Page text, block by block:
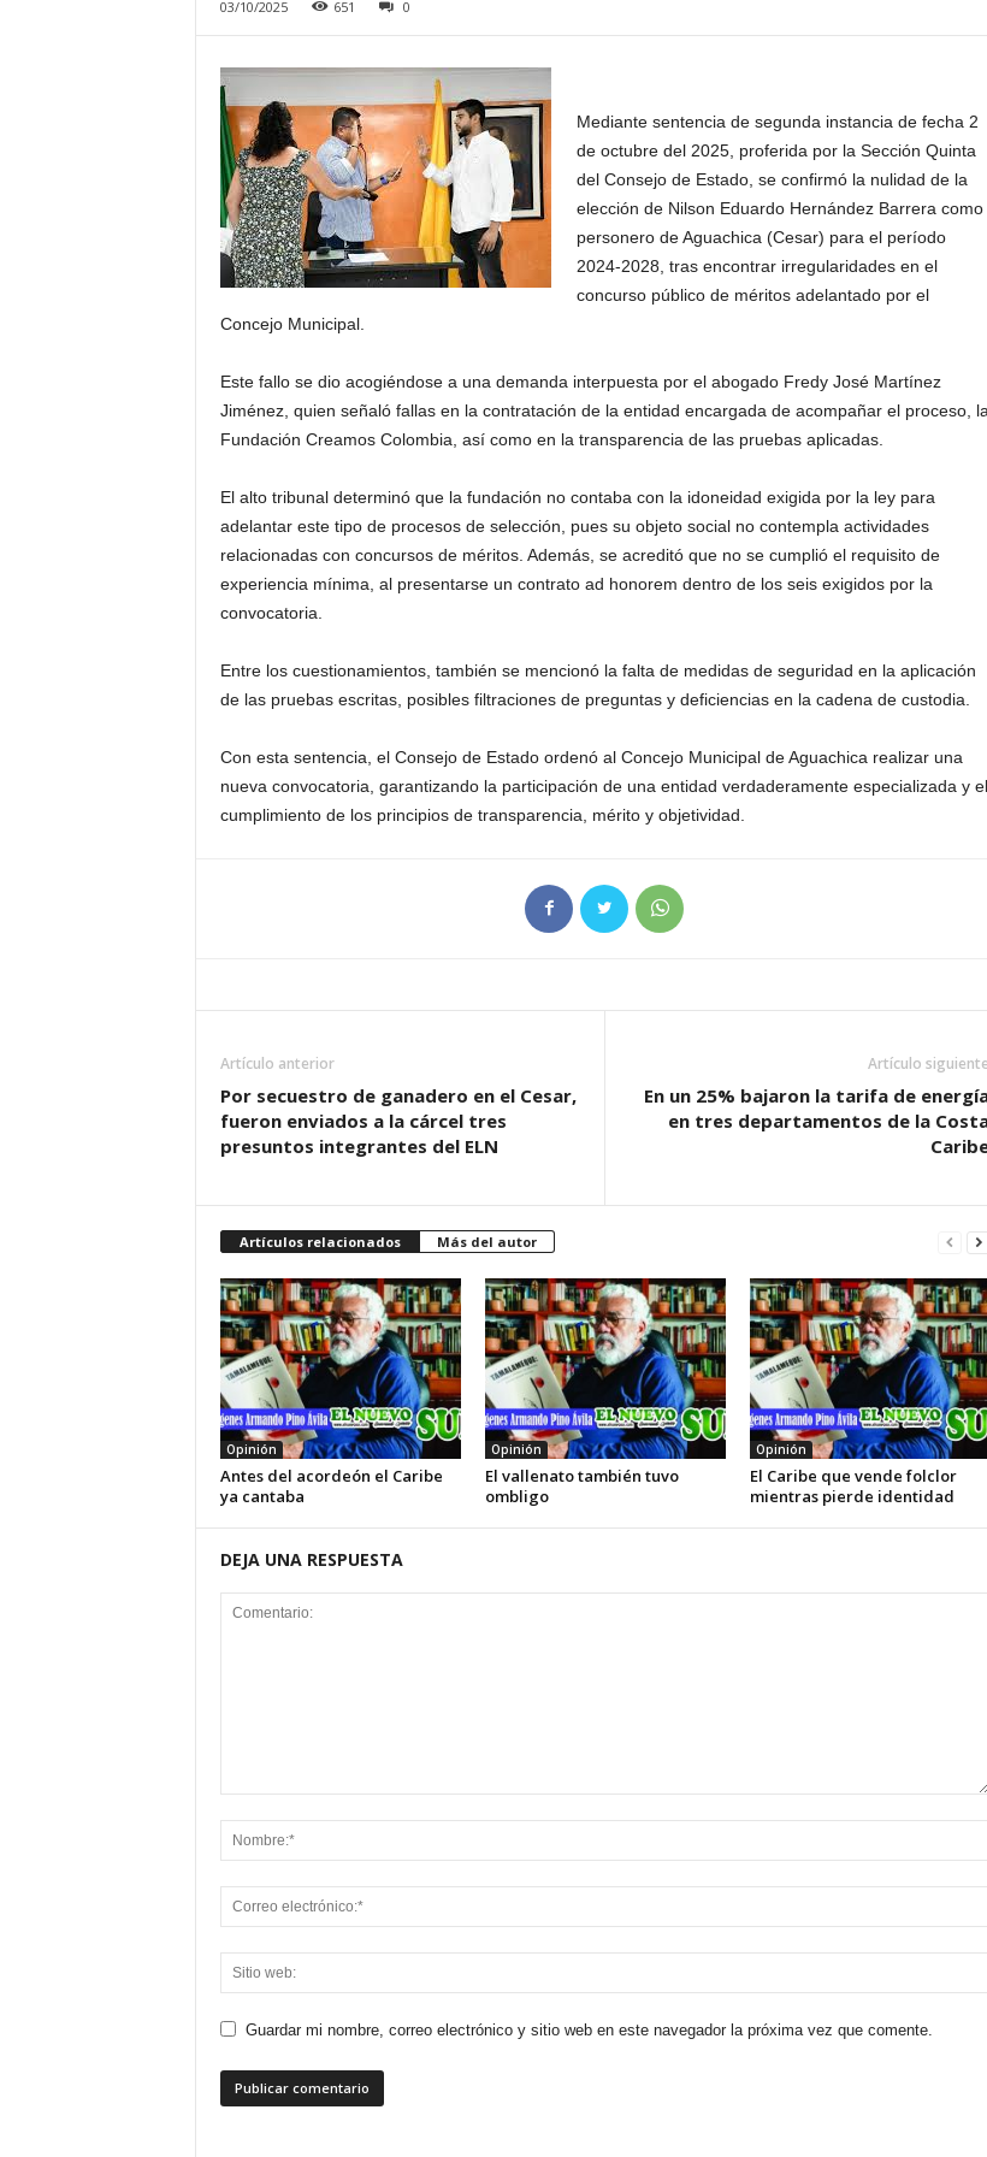
03/10/2025 651 0
Mediante sentencia de segunda instancia de fecha 2
de octubre del 2025, proferida por la Sección Quinta
del Consejo de Estado, se confirmó la nulidad de la
elección de Nilson Eduardo Hernández Barrera como
personero de Aguachica (Cesar) para el período
2024-2028, tras encontrar irregularidades en el
concurso público de méritos adelantado por el
Concejo Municipal.
Este fallo se dio acogiéndose a una demanda interpuesta por el abogado Fredy José Martínez
Jiménez, quien señaló fallas en la contratación de la entidad encargada de acompañar el proceso, la
Fundación Creamos Colombia, así como en la transparencia de las pruebas aplicadas.
El alto tribunal determinó que la fundación no contaba con la idoneidad exigida por la ley para
adelantar este tipo de procesos de selección, pues su objeto social no contempla actividades
relacionadas con concursos de méritos. Además, se acreditó que no se cumplió el requisito de
experiencia mínima, al presentarse un contrato ad honorem dentro de los seis exigidos por la
convocatoria.
Entre los cuestionamientos, también se mencionó la falta de medidas de seguridad en la aplicación
de las pruebas escritas, posibles filtraciones de preguntas y deficiencias en la cadena de custodia.
Con esta sentencia, el Consejo de Estado ordenó al Concejo Municipal de Aguachica realizar una
nueva convocatoria, garantizando la participación de una entidad verdaderamente especializada y el
cumplimiento de los principios de transparencia, mérito y objetividad.
Artículo anterior
Por secuestro de ganadero en el Cesar,
fueron enviados a la cárcel tres
presuntos integrantes del ELN
Artículo siguiente
En un 25% bajaron la tarifa de
en tres departamentos de la
Artículos relacionados Más del autor
Opinión
Antes del acordeón el Caribe
ya cantaba
Opinión
El vallenato también tuvo
ombligo
Opinión
El Caribe que vende folclor
mientras pierde identidad
DEJA UNA RESPUESTA
Guardar mi nombre, correo electrónico y sitio web en este navegador la próxima vez que comente.